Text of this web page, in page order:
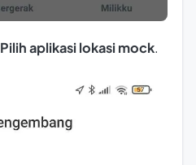
Pilih aplikasi lokasi mock.